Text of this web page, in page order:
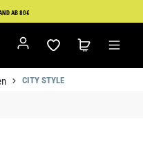
AB 80€
CITY STYLE